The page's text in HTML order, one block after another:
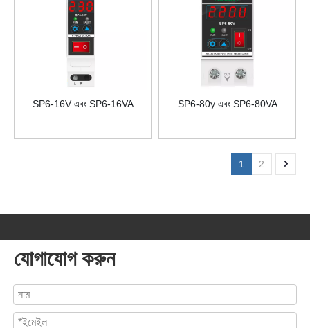
SP6-16V এবং SP6-16VA SP6-80y এবং SP6-80VA
1 2
যোগাযোগ করুন